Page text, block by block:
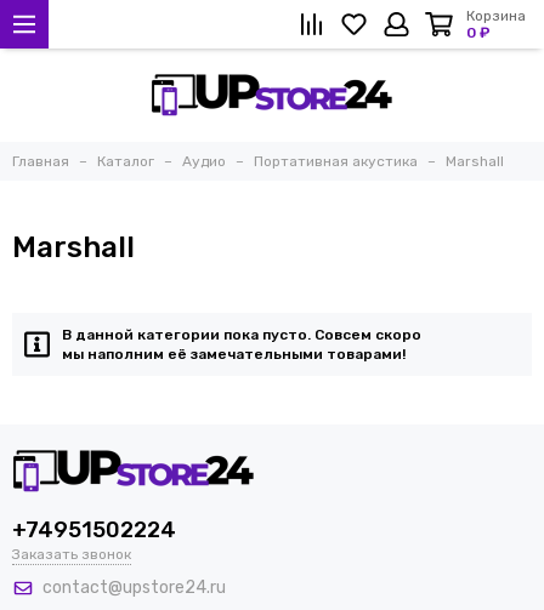
Корзина
0 ₽
Главная Каталог Аудио Портативная акустика Marshall
Marshall
В данной категории пока пусто. Совсем скоро
мы наполним её замечательными товарами!
+74951502224
Заказать звонок
contact@upstore24.ru